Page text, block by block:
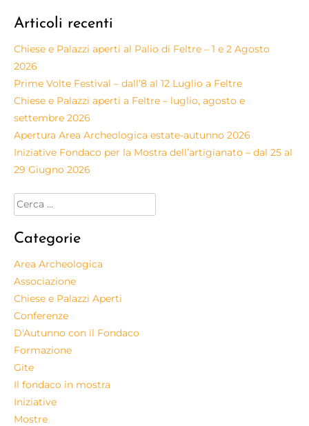
Articoli recenti
Chiese e Palazzi aperti al Palio di Feltre – 1 e 2 Agosto
2026
Prime Volte Festival – dall’8 al 12 Luglio a Feltre
Chiese e Palazzi aperti a Feltre – luglio, agosto e
settembre 2026
Apertura Area Archeologica estate-autunno 2026
Iniziative Fondaco per la Mostra dell’artigianato – dal 25 al
29 Giugno 2026
Categorie
Area Archeologica
Associazione
Chiese e Palazzi Aperti
Conferenze
D'Autunno con il Fondaco
Formazione
Gite
Il fondaco in mostra
Iniziative
Mostre